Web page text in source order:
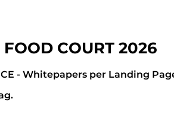
COURT 2026
- Whitepapers per Landing